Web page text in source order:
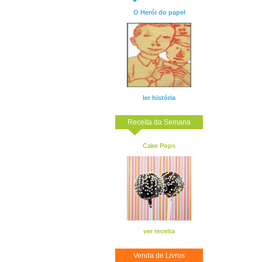
O Herói do papel
ler história
Receita da Semana
Cake Pops
ver receita
Venda de Livros